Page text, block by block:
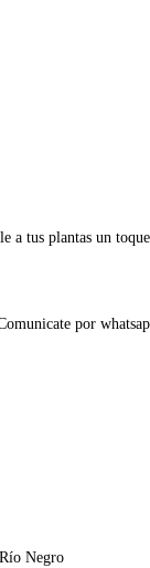
a tus plantas un
por
Negro